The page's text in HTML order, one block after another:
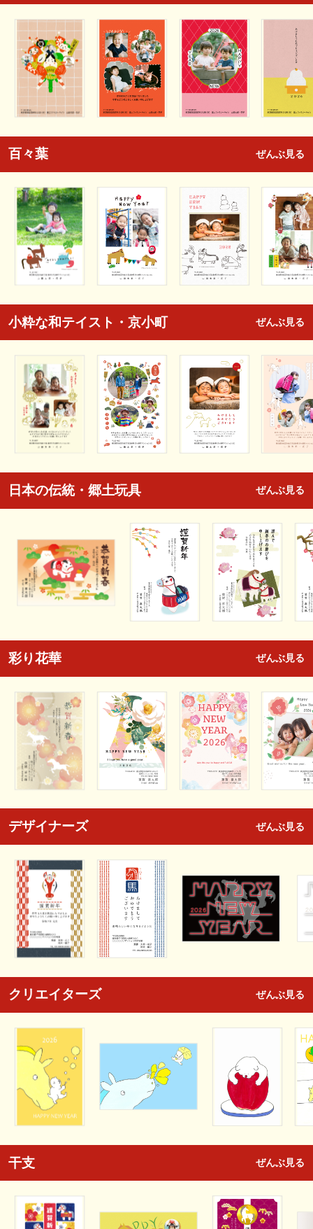
百々葉 ぜんぶ見る
小粋な和テイスト・京小町 ぜんぶ見る
日本の伝統・郷土玩具 ぜんぶ見る
彩り花華 ぜんぶ見る
デザイナーズ ぜんぶ見る
クリエイターズ ぜんぶ見る
干支 ぜんぶ見る